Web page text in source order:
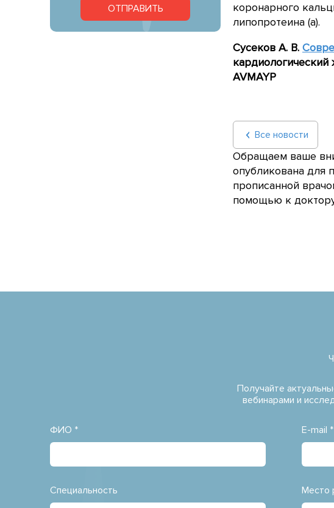
ОТПРАВИТЬ
коронарного
липопротеина (а).
Сусеков А. В.
кардиологический
AVMAYP
Все новости
Обращаем ваше
опубликована для
прописанной
помощью к
Получайте
вебинарами и
ФИО * E-mail *
Специальность Место